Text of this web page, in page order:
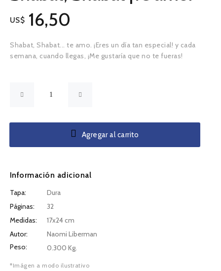
US$ 16,50
Shabat, Shabat... te amo. ¡Eres un día tan especial! y cada
semana, cuando llegas, ¡Me gustaría que no te fueras!
Agregar al carrito
Información adicional
Tapa:
Dura
Páginas:
32
Medidas:
17x24 cm
Autor:
Naomi Liberman
Peso:
0.300 Kg.
*Imágen a modo ilustrativo